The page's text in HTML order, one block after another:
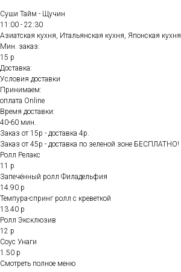
Суши Тайм - Щучин
11:00 - 22:30
Азиатская кухня, Итальянская кухня, Японская кухня
Мин. заказ:
15 р
Доставка:
Условия доставки
Принимаем:
оплата Online
Время доставки:
40-60 мин.
Заказ от 15р - доставка 4р.
Заказ от 45р - доставка по зеленой зоне БЕСПЛАТНО!
Ролл Релакс
11 р
Запечённый ролл Филадельфия
14.90 р
Темпура-спринг ролл с креветкой
13.40 р
Ролл Эксклюзив
12 р
Соус Унаги
1.50 р
Смотреть полное меню